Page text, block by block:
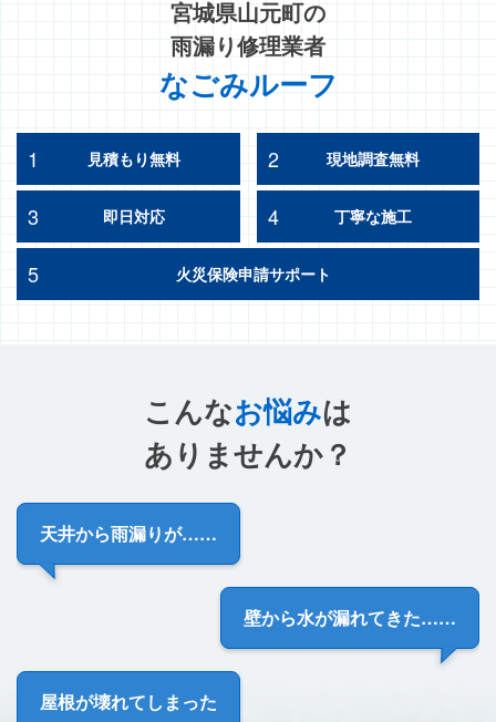
宮城県山元町の
雨漏り修理業者
なごみルーフ
1 見積もり無料 2 現地調査無料
3 即日対応 4 丁寧な施工
5 火災保険申請サポート
こんなお悩みは
ありませんか？
天井から雨漏りが……
壁から水が漏れてきた……
屋根が壊れてしまった